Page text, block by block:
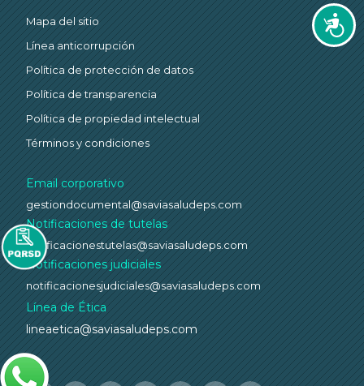
Mapa del sitio
Línea anticorrupción
Política de protección de datos
Política de transparencia
Política de propiedad intelectual
Términos y condiciones
Email corporativo
gestiondocumental@saviasaludeps.com
Notificaciones de tutelas
notificacionestutelas@saviasaludeps.com
Notificaciones judiciales
notificacionesjudiciales@saviasaludeps.com
Línea de Ética
lineaetica@saviasaludeps.com